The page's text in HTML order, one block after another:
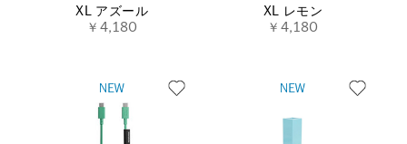
XL アズール
￥4,180
XL レモン
￥4,180